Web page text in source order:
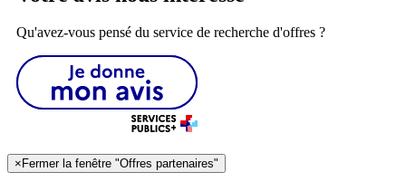
Qu'avez-vous pensé du service de recherche d'offres ?
× Fermer la fenêtre "Offres partenaires"